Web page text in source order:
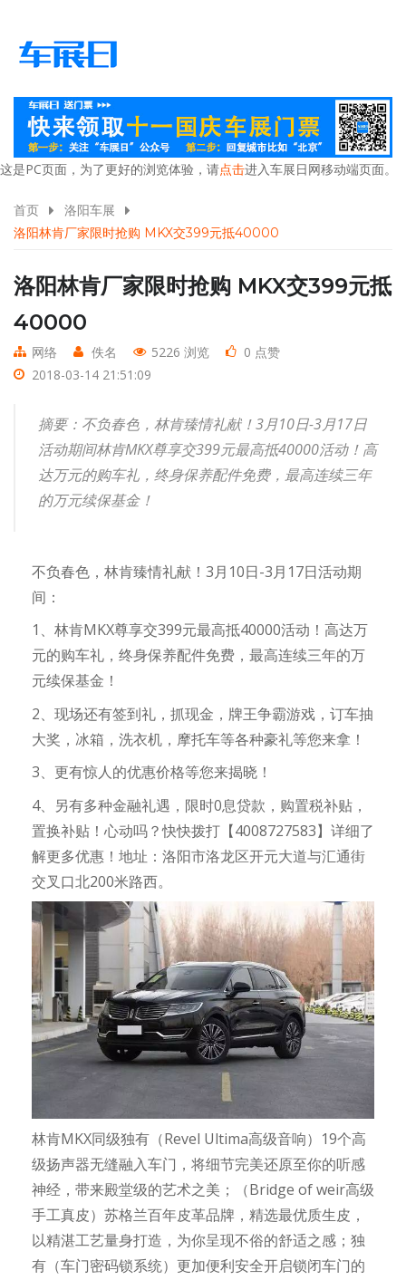
这是PC页面，为了更好的浏览体验，请点击进入车展日网移动端页面。
首页
洛阳车展
洛阳林肯厂家限时抢购 MKX交399元抵40000
洛阳林肯厂家限时抢购 MKX交399元抵
40000
网络 佚名 5226 浏览
0 点赞
2018-03-14 21:51:09
摘要：不负春色，林肯臻情礼献！3月10日-3月17日
活动期间林肯MKX尊享交399元最高抵40000活动！高
达万元的购车礼，终身保养配件免费，最高连续三年
的万元续保基金！
不负春色，林肯臻情礼献！3月10日-3月17日活动期
间：
1、林肯MKX尊享交399元最高抵40000活动！高达万
元的购车礼，终身保养配件免费，最高连续三年的万
元续保基金！
2、现场还有签到礼，抓现金，牌王争霸游戏，订车抽
大奖，冰箱，洗衣机，摩托车等各种豪礼等您来拿！
3、更有惊人的优惠价格等您来揭晓！
4、另有多种金融礼遇，限时0息贷款，购置税补贴，
置换补贴！心动吗？快快拨打【4008727583】详细了
解更多优惠！地址：洛阳市洛龙区开元大道与汇通街
交叉口北200米路西。
林肯MKX同级独有（Revel Ultima高级音响）19个高
级扬声器无缝融入车门，将细节完美还原至你的听感
神经，带来殿堂级的艺术之美；（Bridge of weir高级
手工真皮）苏格兰百年皮革品牌，精选最优质生皮，
以精湛工艺量身打造，为你呈现不俗的舒适之感；独
有（车门密码锁系统）更加便利安全开启锁闭车门的